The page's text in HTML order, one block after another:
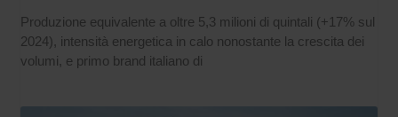
Produzione equivalente a oltre 5,3 milioni di quintali (+17% sul
2024), intensità energetica in calo nonostante la crescita dei
volumi, e primo brand italiano di